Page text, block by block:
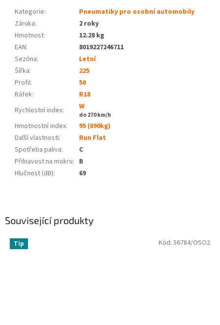
Související produkty
Tip Kód: 56784/OSO2
Kategorie:
Pneumatiky pro osobní automobily
Záruka:
2 roky
Hmotnost:
12.28 kg
EAN:
8019227246711
Sezóna:
Letní
Šířka:
225
Profil:
50
Ráfek:
R18
Rychlostní index:
W
do 270 km/h
Hmotnostní index:
95 (690kg)
Další vlastnosti:
Run Flat
Spotřeba paliva:
C
Přilnavost na mokru: B
Hlučnost (dB): 69